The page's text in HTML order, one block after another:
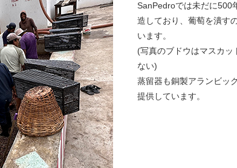
SanPedroでは未だに500
造しており、葡萄を潰す
います。
(写真のブドウはマスカ
ない)
蒸留器も銅製アランビッ
提供しています。